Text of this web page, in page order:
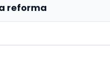
reforma